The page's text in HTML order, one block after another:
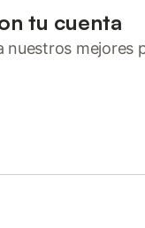
tu cuenta
nuestros mejores